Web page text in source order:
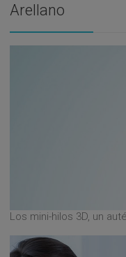
Arellano
Los mini-hilos 3D, un